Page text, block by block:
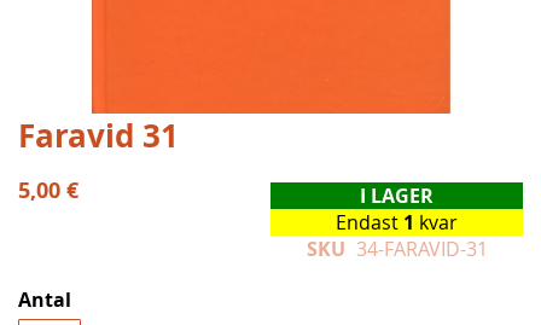
Hoppa
till
början
av
Faravid 31
5,00 €
I LAGER
Endast 1 kvar
SKU 34-FARAVID-31
Antal